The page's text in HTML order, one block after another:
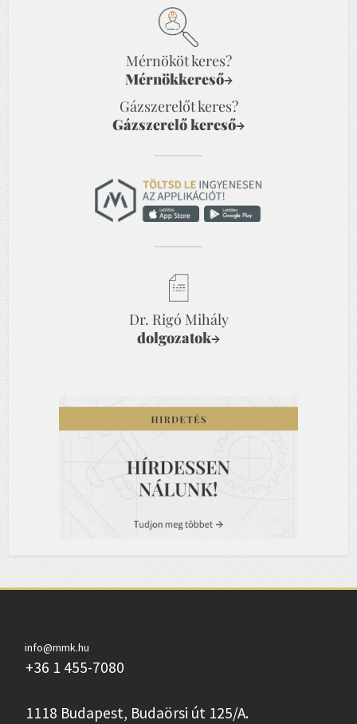
Mérnököt keres?
Mérnökkereső→
Gázszerelőt keres?
Gázszerelő kereső→
Dr. Rigó Mihály
dolgozatok→
info@mmk.hu
+36 1 455-7080
1118 Budapest, Budaörsi út 125/A.